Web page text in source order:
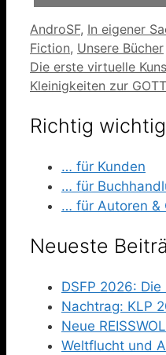
Kategorien
AndroSF, In eigener
Fiction, Unsere Bücher
Die erste virtuelle
Kleinigkeiten zur
Richtig
… für Kunden
… für
… für Autoren &
Neueste
DSFP 2026: Die
Nachtrag: KLP
Neue
Weltflucht und